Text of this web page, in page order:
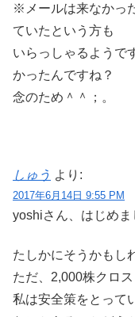
※メールは来なかっ
ていたという方も
いらっしゃるようで
かったんですね？
念のため＾＾；。
しゅう より:
2017年6月14日 9:55 PM
yoshiさん、はじめま
たしかにそうかもし
ただ、2,000株クロ
私は安全策をとって